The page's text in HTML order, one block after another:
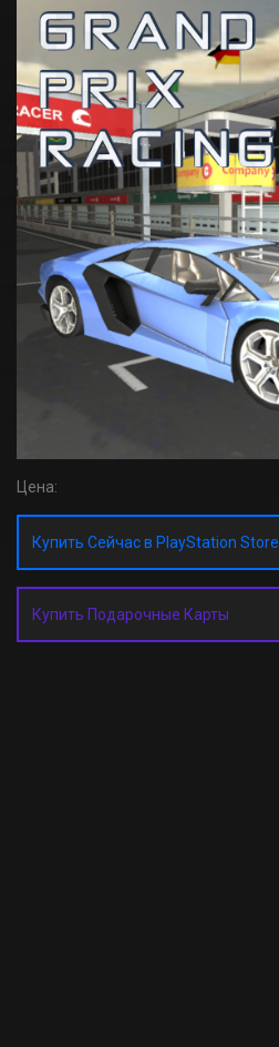
Цена:
Купить Сейчас в PlayStation Store
Купить Подарочные Карты